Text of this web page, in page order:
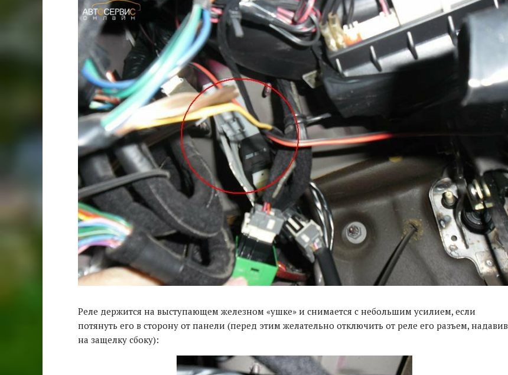
Реле держится на выступающем железном «ушке» и снимается с небольшим усилием, если
потянуть его в сторону от панели (перед этим желательно отключить от реле его разъем, надавив
на защелку сбоку):